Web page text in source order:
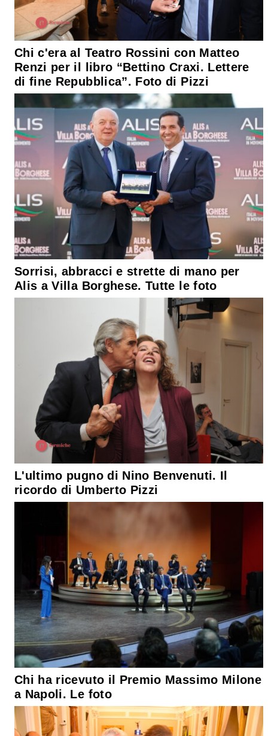
Chi c'era al Teatro Rossini con Matteo
Renzi per il libro “Bettino Craxi. Lettere
di fine Repubblica”. Foto di Pizzi
Sorrisi, abbracci e strette di mano per
Alis a Villa Borghese. Tutte le foto
L'ultimo pugno di Nino Benvenuti. Il
ricordo di Umberto Pizzi
Chi ha ricevuto il Premio Massimo Milone
a Napoli. Le foto